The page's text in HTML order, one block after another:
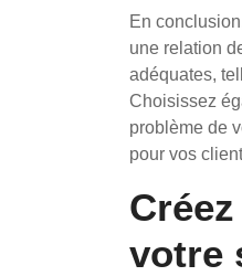
En
une relation
adéquates,
Choisissez
problème de
pour vos
votre